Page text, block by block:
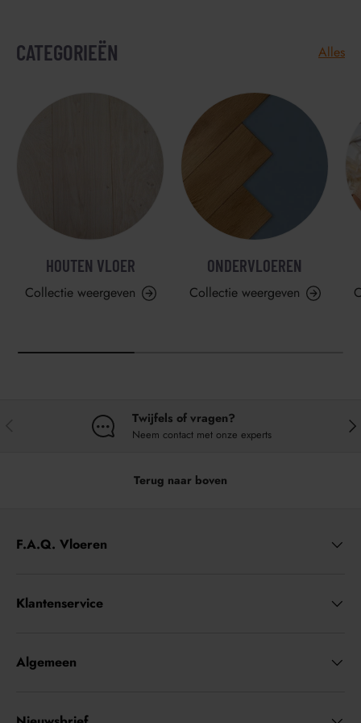
CATEGORIEËN Alles
HOUTEN VLOER
Collectie weergeven
ONDERVLOEREN
Collectie weergeven
Twijfels of vragen?
Neem contact met onze experts
Terug naar boven
F.A.Q. Vloeren
Klantenservice
Algemeen